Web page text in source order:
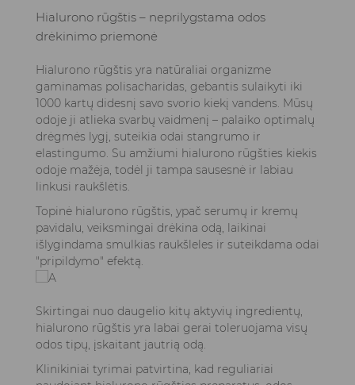
Hialurono rūgštis – neprilygstama odos
drėkinimo priemonė
Hialurono rūgštis yra natūraliai organizme
gaminamas polisacharidas, gebantis sulaikyti iki
1000 kartų didesnį savo svorio kiekį vandens. Mūsų
odoje ji atlieka svarbų vaidmenį – palaiko optimalų
drėgmės lygį, suteikia odai stangrumo ir
elastingumo. Su amžiumi hialurono rūgšties kiekis
odoje mažėja, todėl ji tampa sausesnė ir labiau
linkusi raukšlėtis.
Topinė hialurono rūgštis, ypač serumų ir kremų
pavidalu, veiksmingai drėkina odą, laikinai
išlygindama smulkias raukšleles ir suteikdama odai
"pripildymo" efektą.
Skirtingai nuo daugelio kitų aktyvių ingredientų,
hialurono rūgštis yra labai gerai toleruojama visų
odos tipų, įskaitant jautrią odą.
Klinikiniai tyrimai patvirtina, kad reguliariai